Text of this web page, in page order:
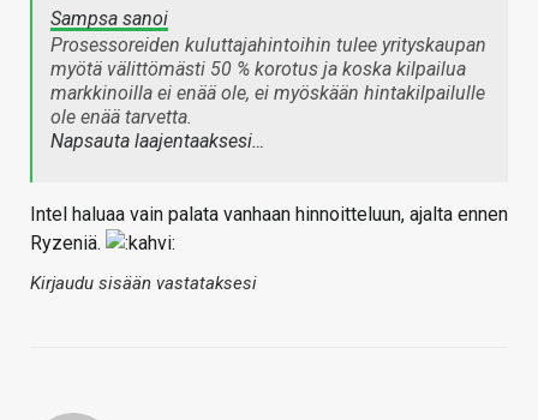
Sampsa sanoi
Prosessoreiden kuluttajahintoihin tulee yrityskaupan
myötä välittömästi 50 % korotus ja koska kilpailua
markkinoilla ei enää ole, ei myöskään hintakilpailulle
ole enää tarvetta.
Napsauta laajentaaksesi…
Intel haluaa vain palata vanhaan hinnoitteluun, ajalta ennen
Ryzeniä.
Kirjaudu sisään vastataksesi